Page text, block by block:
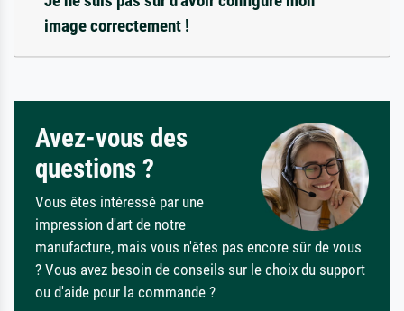
image correctement !
Avez-vous des
questions ?
Vous êtes intéressé par une
impression d'art de notre
manufacture, mais vous n'êtes pas encore sûr de vous
? Vous avez besoin de conseils sur le choix du support
ou d'aide pour la commande ?